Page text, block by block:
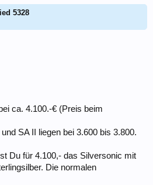
5328
ca. 4.100.-€ (Preis beim
SA II liegen bei 3.600 bis 3.800.
Du für 4.100,- das Silversonic mit
Die normalen